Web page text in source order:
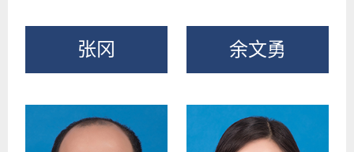
张冈 余文勇